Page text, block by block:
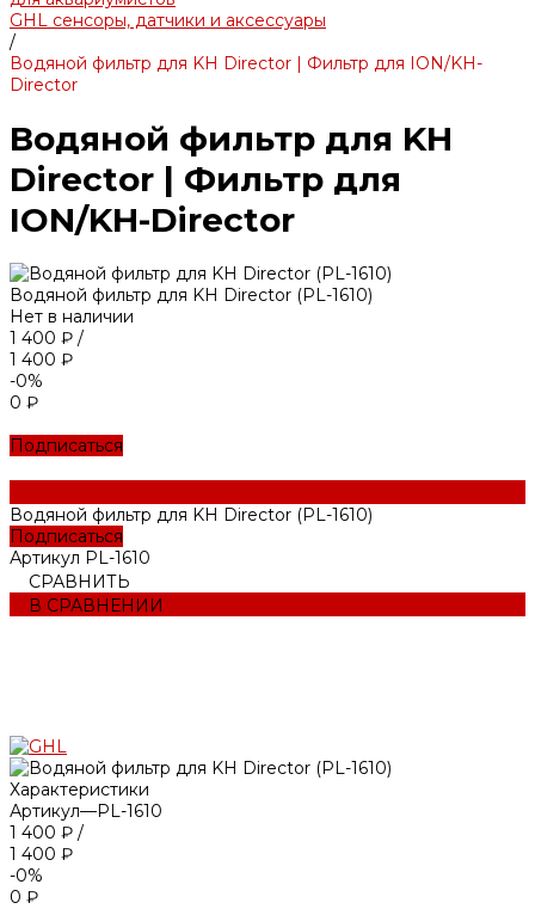
GHL сенсоры, датчики и аксессуары
/
Водяной фильтр для KH Director | Фильтр для ION/KH-
Director
Водяной фильтр для KH
Director | Фильтр для
ION/KH-Director
Водяной фильтр для KH Director (PL-1610)
Нет в наличии
1 400 ₽ /
1 400 ₽
-0%
0 ₽
Подписаться
Водяной фильтр для KH Director (PL-1610)
Подписаться
Артикул PL-1610
СРАВНИТЬ
В СРАВНЕНИИ
Характеристики
Артикул—PL-1610
1 400 ₽ /
1 400 ₽
-0%
0 ₽